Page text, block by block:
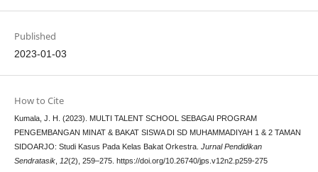
Published
2023-01-03
How to Cite
Kumala, J. H. (2023). MULTI TALENT SCHOOL SEBAGAI PROGRAM
PENGEMBANGAN MINAT & BAKAT SISWA DI SD MUHAMMADIYAH 1 & 2 TAMAN
SIDOARJO: Studi Kasus Pada Kelas Bakat Orkestra. Jurnal Pendidikan
Sendratasik, 12(2), 259–275. https://doi.org/10.26740/jps.v12n2.p259-275